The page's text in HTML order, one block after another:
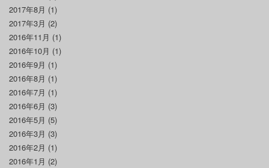
2017年8月 (1)
2017年3月 (2)
2016年11月 (1)
2016年10月 (1)
2016年9月 (1)
2016年8月 (1)
2016年7月 (1)
2016年6月 (3)
2016年5月 (5)
2016年3月 (3)
2016年2月 (1)
2016年1月 (2)